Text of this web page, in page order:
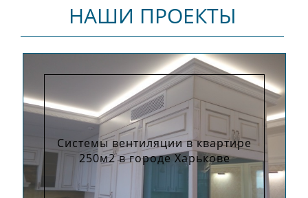
НАШИ ПРОЕКТЫ
Системы вентиляции в квартире
250м2 в городе Харькове